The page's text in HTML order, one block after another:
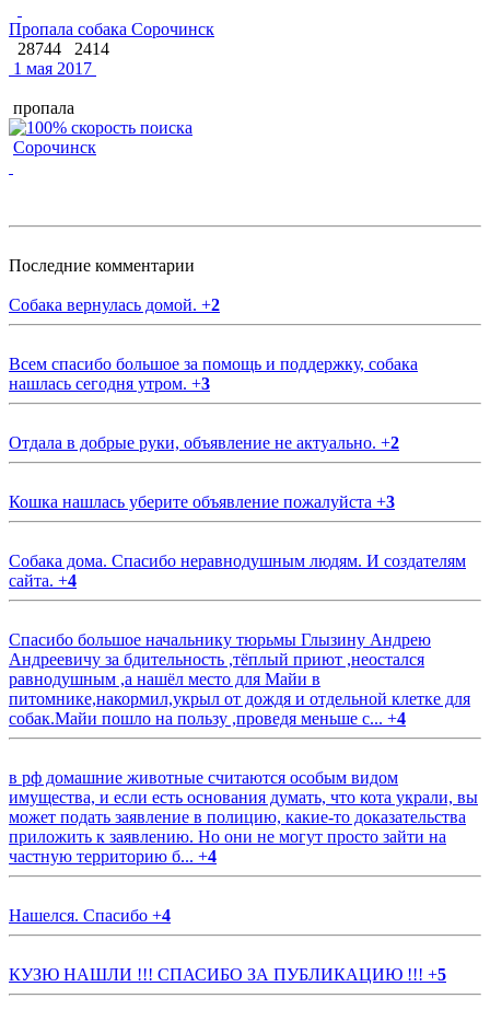
Пропала собака Сорочинск
28744
2414
1 мая 2017
пропала
Сорочинск
Последние комментарии
Собака вернулась домой. +2
Всем спасибо большое за помощь и поддержку, собака
нашлась сегодня утром. +3
Отдала в добрые руки, объявление не актуально. +2
Кошка нашлась уберите объявление пожалуйста +3
Собака дома. Спасибо неравнодушным людям. И создателям
сайта. +4
Спасибо большое начальнику тюрьмы Глызину Андрею
Андреевичу за бдительность ,тёплый приют ,неостался
равнодушным ,а нашёл место для Майи в
питомнике,накормил,укрыл от дождя и отдельной клетке для
собак.Майи пошло на пользу ,проведя меньше с... +4
в рф домашние животные считаются особым видом
имущества, и если есть основания думать, что кота украли, вы
может подать заявление в полицию, какие-то доказательства
приложить к заявлению. Но они не могут просто зайти на
частную территорию б... +4
Нашелся. Спасибо +4
КУЗЮ НАШЛИ !!! СПАСИБО ЗА ПУБЛИКАЦИЮ !!! +5